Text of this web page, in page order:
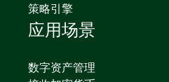
策略引擎
应用场景
数字资产管理